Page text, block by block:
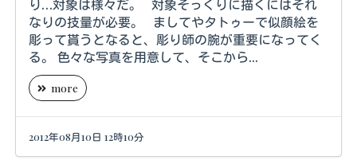
り…対象は様々だ。 対象そっくりに描くにはそれ
なりの技量が必要。 ましてやタトゥーで似顔絵を
彫って貰うとなると、彫り師の腕が重要になってく
る。 色々な写真を用意して、そこから...
more
2012年08月10日 12時10分